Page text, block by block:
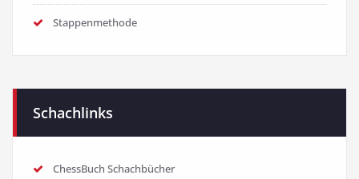
Stappenmethode
Schachlinks
ChessBuch Schachbücher